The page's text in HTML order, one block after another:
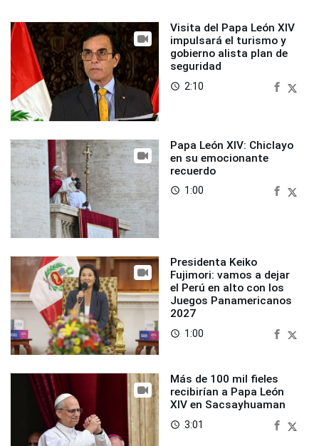
Visita del Papa León XIV
impulsará el turismo y
gobierno alista plan de
seguridad
access_time 2:10
Papa León XIV: Chiclayo
en su emocionante
recuerdo
access_time 1:00
Presidenta Keiko
Fujimori: vamos a dejar
el Perú en alto con los
Juegos Panamericanos
2027
access_time 1:00
Más de 100 mil fieles
recibirían a Papa León
XIV en Sacsayhuaman
access_time 3:01